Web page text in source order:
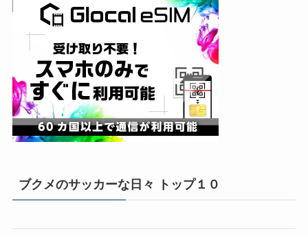
ブクメのサッカーな日々 トップ１０